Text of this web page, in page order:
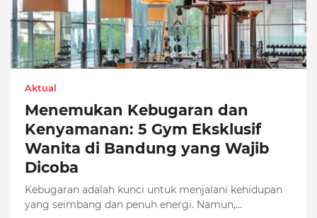
Aktual
Menemukan Kebugaran dan
Kenyamanan: 5 Gym Eksklusif
Wanita di Bandung yang Wajib
Dicoba
Kebugaran adalah kunci untuk menjalani kehidupan
yang seimbang dan penuh energi. Namun,…